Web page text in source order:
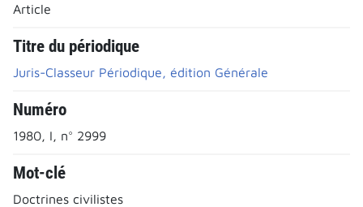
Article
Titre du périodique
Juris-Classeur Périodique, édition Générale
Numéro
1980, I, n° 2999
Mot-clé
Doctrines civilistes